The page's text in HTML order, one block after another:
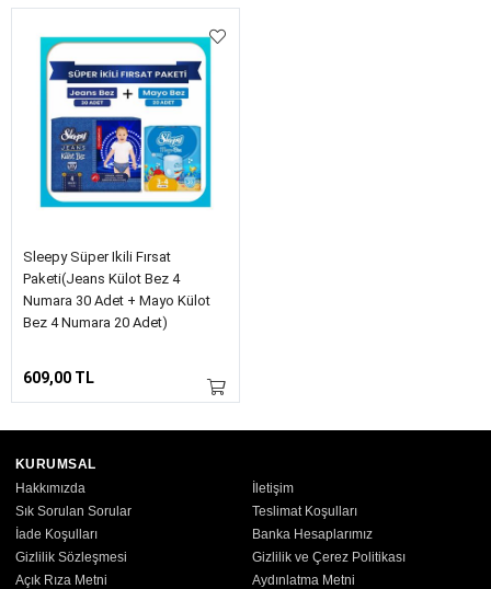
Sleepy Süper Ikili Fırsat
Paketi(Jeans Külot Bez 4
Numara 30 Adet + Mayo Külot
Bez 4 Numara 20 Adet)
609,00 TL
KURUMSAL
Hakkımızda
İletişim
Sık Sorulan Sorular
Teslimat Koşulları
İade Koşulları
Banka Hesaplarımız
Gizlilik Sözleşmesi
Gizlilik ve Çerez Politikası
Açık Rıza Metni
Aydınlatma Metni